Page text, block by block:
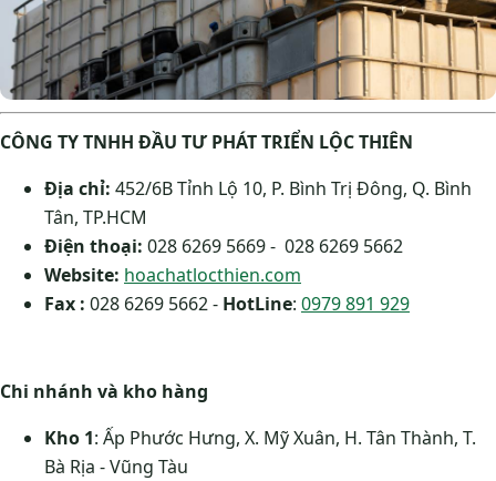
CÔNG TY TNHH ĐẦU TƯ PHÁT TRIỂN LỘC THIÊN
Địa chỉ: 452/6B Tỉnh Lộ 10, P. Bình Trị Đông, Q. Bình
Tân, TP.HCM
Điện thoại: 028 6269 5669 - 028 6269 5662
Website: hoachatlocthien.com
Fax : 028 6269 5662 - HotLine: 0979 891 929
Chi nhánh và kho hàng
Kho 1: Ấp Phước Hưng, X. Mỹ Xuân, H. Tân Thành, T.
Bà Rịa - Vũng Tàu